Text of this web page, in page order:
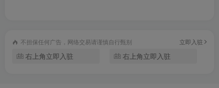
不担保任何广告，网络交易请谨慎自行甄别 立即入驻
右上角立即入驻 右上角立即入驻